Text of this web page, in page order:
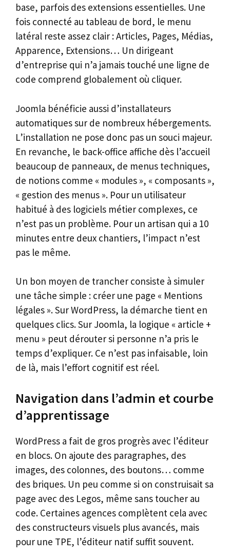
base, parfois des extensions essentielles. Une
fois connecté au tableau de bord, le menu
latéral reste assez clair : Articles, Pages, Médias,
Apparence, Extensions… Un dirigeant
d’entreprise qui n’a jamais touché une ligne de
code comprend globalement où cliquer.
Joomla bénéficie aussi d’installateurs
automatiques sur de nombreux hébergements.
L’installation ne pose donc pas un souci majeur.
En revanche, le back-office affiche dès l’accueil
beaucoup de panneaux, de menus techniques,
de notions comme « modules », « composants »,
« gestion des menus ». Pour un utilisateur
habitué à des logiciels métier complexes, ce
n’est pas un problème. Pour un artisan qui a 10
minutes entre deux chantiers, l’impact n’est
pas le même.
Un bon moyen de trancher consiste à simuler
une tâche simple : créer une page « Mentions
légales ». Sur WordPress, la démarche tient en
quelques clics. Sur Joomla, la logique « article +
menu » peut dérouter si personne n’a pris le
temps d’expliquer. Ce n’est pas infaisable, loin
de là, mais l’effort cognitif est réel.
Navigation dans l’admin et courbe
d’apprentissage
WordPress a fait de gros progrès avec l’éditeur
en blocs. On ajoute des paragraphes, des
images, des colonnes, des boutons… comme
des briques. Un peu comme si on construisait sa
page avec des Legos, même sans toucher au
code. Certaines agences complètent cela avec
des constructeurs visuels plus avancés, mais
pour une TPE, l’éditeur natif suffit souvent.